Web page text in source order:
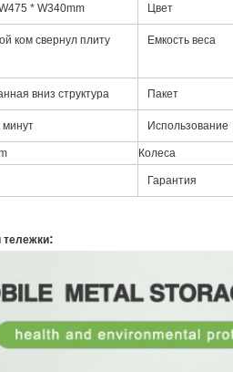
* W340mm Цвет
ком свернул плиту
Емкость веса
вниз структура Пакет
минут Использование
Колеса
Гарантия
тележки: